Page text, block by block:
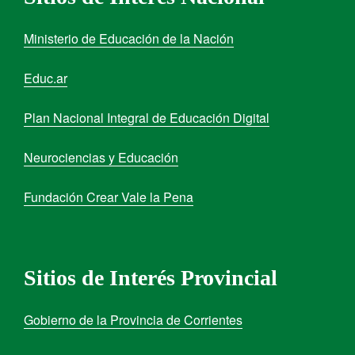
Ministerio de Educación de la Nación
Educ.ar
Plan Nacional Integral de Educación Digital
Neurociencias y Educación
Fundación Crear Vale la Pena
Sitios de Interés Provincial
Gobierno de la Provincia de Corrientes